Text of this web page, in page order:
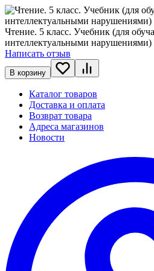
Чтение. 5 класс. Учебник (для
интеллектуальными
Написать отзыв
В корзину
Каталог товаров
Доставка и оплата
Возврат товара
Адреса магазинов
Новости